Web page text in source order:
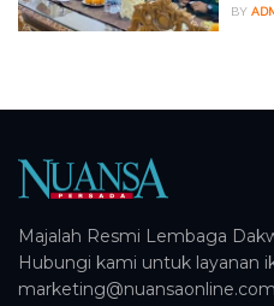
BY
Majalah Resmi Lembaga
Hubungi kami untuk layanan
marketing@nuansaonline.com